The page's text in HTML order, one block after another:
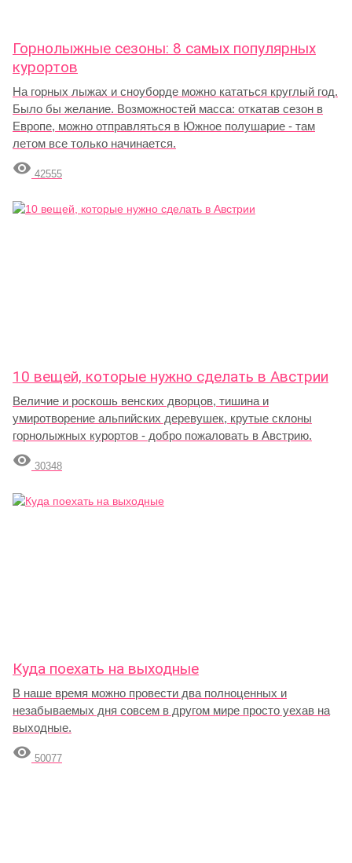
Горнолыжные сезоны: 8 самых популярных
курортов
На горных лыжах и сноуборде можно кататься круглый год.
Было бы желание. Возможностей масса: откатав сезон в
Европе, можно отправляться в Южное полушарие - там
летом все только начинается.
 42555
10 вещей, которые нужно сделать в Австрии
Величие и роскошь венских дворцов, тишина и
умиротворение альпийских деревушек, крутые склоны
горнолыжных курортов - добро пожаловать в Австрию.
 30348
Куда поехать на выходные
В наше время можно провести два полноценных и
незабываемых дня совсем в другом мире просто уехав на
выходные.
 50077